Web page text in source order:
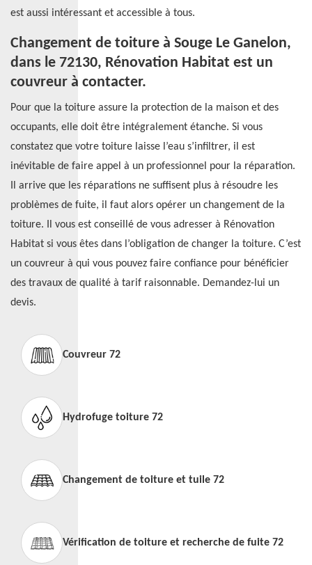
est aussi intéressant et accessible à tous.
Changement de toiture à Souge Le Ganelon,
dans le 72130, Rénovation Habitat est un
couvreur à contacter.
Pour que la toiture assure la protection de la maison et des
occupants, elle doit être intégralement étanche. Si vous
constatez que votre toiture laisse l’eau s’infiltrer, il est
inévitable de faire appel à un professionnel pour la réparation.
Il arrive que les réparations ne suffisent plus à résoudre les
problèmes de fuite, il faut alors opérer un changement de la
toiture. Il vous est conseillé de vous adresser à Rénovation
Habitat si vous êtes dans l’obligation de changer la toiture. C’est
un couvreur à qui vous pouvez faire confiance pour bénéficier
des travaux de qualité à tarif raisonnable. Demandez-lui un
devis.
Couvreur 72
Hydrofuge toiture 72
Changement de toiture et tuile 72
Vérification de toiture et recherche de fuite 72